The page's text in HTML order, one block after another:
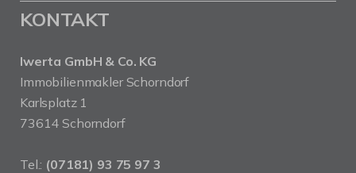
KONTAKT
Iwerta GmbH & Co. KG
Immobilienmakler Schorndorf
Karlsplatz 1
73614 Schorndorf
Tel.: (07181) 93 75 97 3